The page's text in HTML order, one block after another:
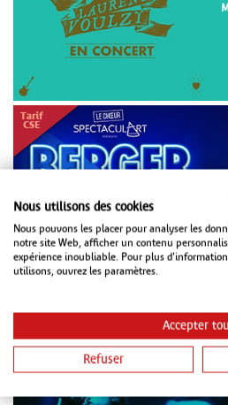
Nous utilisons des cookies
Nous pouvons les placer pour analyser les
notre site Web, afficher un contenu
expérience inoubliable. Pour plus
utilisons, ouvrez les paramètres.
Accepter
Refuser